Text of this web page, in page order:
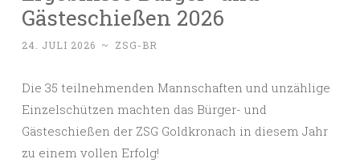
Gästeschießen 2026
24. JULI 2026 ~ ZSG-BR
Die 35 teilnehmenden Mannschaften und unzählige
Einzelschützen machten das Bürger- und
Gästeschießen der ZSG Goldkronach in diesem Jahr
zu einem vollen Erfolg!